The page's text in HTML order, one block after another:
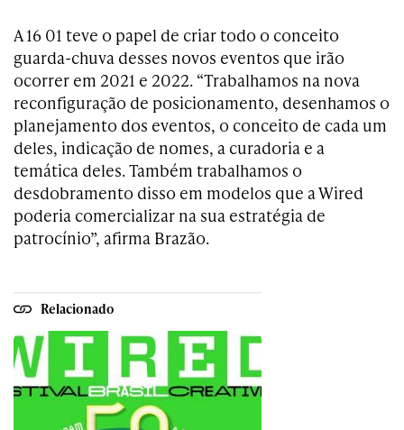
A 16 01 teve o papel de criar todo o conceito
guarda-chuva desses novos eventos que irão
ocorrer em 2021 e 2022. “Trabalhamos na nova
reconfiguração de posicionamento, desenhamos o
planejamento dos eventos, o conceito de cada um
deles, indicação de nomes, a curadoria e a
temática deles. Também trabalhamos o
desdobramento disso em modelos que a Wired
poderia comercializar na sua estratégia de
patrocínio”, afirma Brazão.
Relacionado